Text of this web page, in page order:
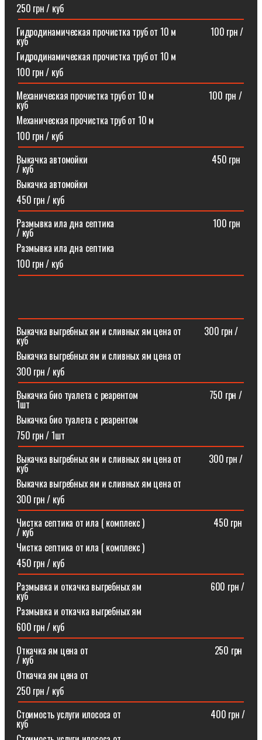
250 грн / куб
Гидродинамическая прочистка труб от 10 м⠀⠀⠀⠀⠀100 грн /
куб
Гидродинамическая прочистка труб от 10 м
100 грн / куб
Механическая прочистка труб от 10 м⠀⠀⠀⠀⠀⠀⠀⠀100 грн /
куб
Механическая прочистка труб от 10 м
100 грн / куб
Выкачка автомойки⠀⠀⠀⠀⠀⠀⠀⠀⠀⠀⠀⠀⠀⠀⠀⠀⠀⠀450 грн
/ куб
Выкачка автомойки
450 грн / куб
Размывка ила дна септика ⠀⠀⠀⠀⠀⠀⠀⠀⠀⠀⠀⠀⠀⠀100 грн
/ куб
Размывка ила дна септика
100 грн / куб
Выкачка выгребных ям и сливных ям цена от ⠀⠀⠀300 грн /
куб
Выкачка выгребных ям и сливных ям цена от
300 грн / куб
Выкачка био туалета с реарентом ⠀⠀⠀⠀⠀⠀⠀⠀⠀⠀750 грн /
1шт
Выкачка био туалета с реарентом
750 грн / 1шт
Выкачка выгребных ям и сливных ям цена от⠀⠀⠀⠀300 грн /
куб
Выкачка выгребных ям и сливных ям цена от
300 грн / куб
Чистка септика от ила ( комплекс )⠀⠀⠀⠀⠀⠀⠀⠀⠀⠀450 грн
/ куб
Чистка септика от ила ( комплекс )
450 грн / куб
Размывка и откачка выгребных ям⠀⠀⠀⠀⠀⠀⠀⠀⠀⠀600 грн /
куб
Размывка и откачка выгребных ям
600 грн / куб
Откачка ям цена от ⠀⠀⠀⠀⠀⠀⠀⠀⠀⠀⠀⠀⠀⠀⠀⠀⠀⠀250 грн
/ куб
Откачка ям цена от
250 грн / куб
Стоимость услуги илососа от⠀⠀⠀⠀⠀⠀⠀⠀⠀⠀⠀⠀⠀400 грн /
куб